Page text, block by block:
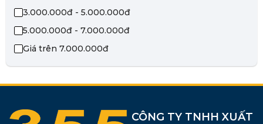
3.000.000đ - 5.000.000đ
5.000.000đ - 7.000.000đ
Giá trên 7.000.000đ
CÔNG TY TNHH XUẤT